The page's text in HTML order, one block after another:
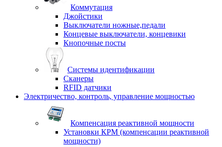
Коммутация
Джойстики
Выключатели ножные,педали
Концевые выключатели, концевики
Кнопочные посты
Системы идентификации
Сканеры
RFID датчики
Электричество, контроль, управление мощностью
Компенсация реактивной мощности
Установки КРМ (компенсации реактивной
мощности)